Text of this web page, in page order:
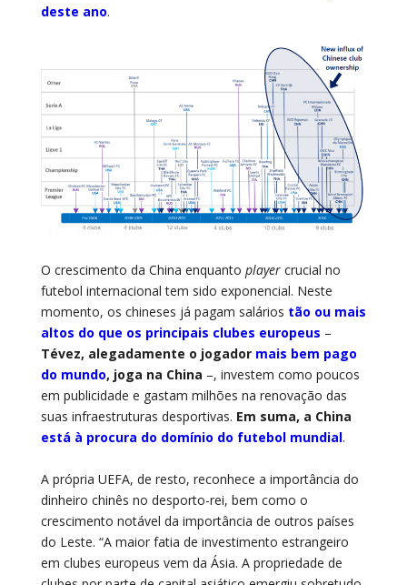
deste ano.
O crescimento da China enquanto playercrucial no
futebol internacional tem sido exponencial. Neste
momento, os chineses já pagam salários tão ou mais
altos do que os principais clubes europeus –
Tévez, alegadamente o jogador mais bem pago
do mundo, joga na China –, investem como poucos
em publicidade e gastam milhões na renovação das
suas infraestruturas desportivas. Em suma, a China
está à procura do domínio do futebol mundial.
A própria UEFA, de resto, reconhece a importância do
dinheiro chinês no desporto-rei, bem como o
crescimento notável da importância de outros países
do Leste. “A maior fatia de investimento estrangeiro
em clubes europeus vem da Ásia. A propriedade de